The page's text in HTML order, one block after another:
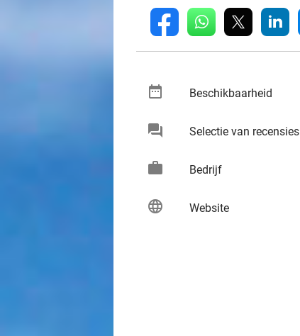
fb whatsapp linkedin
date_range Beschikbaarheid
chat Selectie van recensies
work Bedrijf
language Website